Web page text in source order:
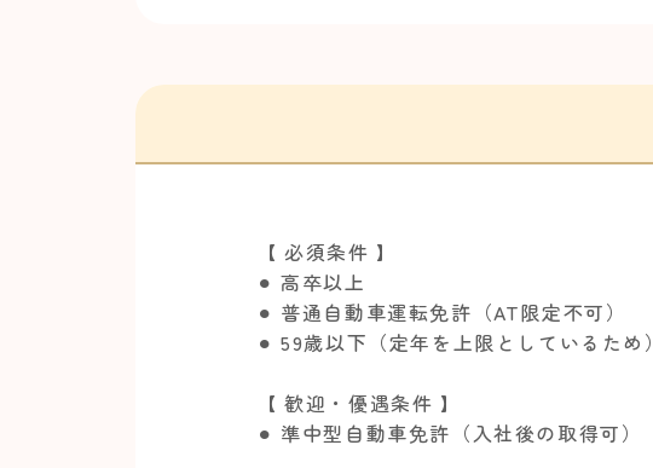
【 必須条件 】
⚫︎ 高卒以上
⚫︎ 普通自動車運転免許（AT限定不可）
⚫︎ 59歳以下（定年を上限としているため）
【 歓迎・優遇条件 】
⚫︎ 準中型自動車免許（入社後の取得可）